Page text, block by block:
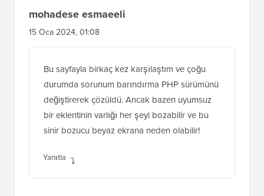
mohadese esmaeeli
15 Oca 2024, 01:08
Bu sayfayla birkaç kez karşılaştım ve çoğu
durumda sorunum barındırma PHP sürümünü
değiştirerek çözüldü. Ancak bazen uyumsuz
bir eklentinin varlığı her şeyi bozabilir ve bu
sinir bozucu beyaz ekrana neden olabilir!
Yanıtla